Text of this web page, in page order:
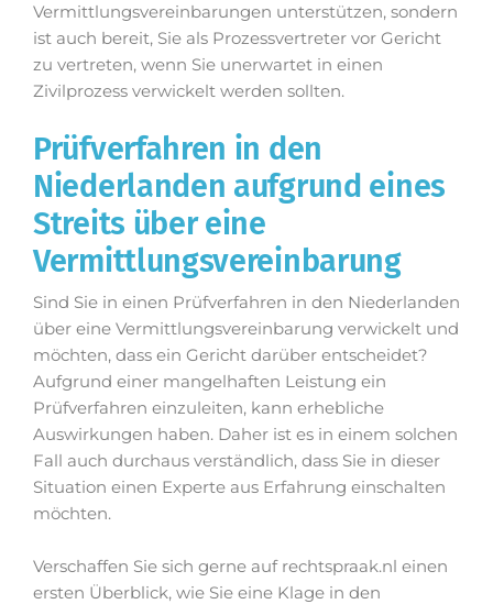
Vermittlungsvereinbarungen unterstützen, sondern
ist auch bereit, Sie als Prozessvertreter vor Gericht
zu vertreten, wenn Sie unerwartet in einen
Zivilprozess verwickelt werden sollten.
Prüfverfahren in den
Niederlanden aufgrund eines
Streits über eine
Vermittlungsvereinbarung
Sind Sie in einen Prüfverfahren in den Niederlanden
über eine Vermittlungsvereinbarung verwickelt und
möchten, dass ein Gericht darüber entscheidet?
Aufgrund einer mangelhaften Leistung ein
Prüfverfahren einzuleiten, kann erhebliche
Auswirkungen haben. Daher ist es in einem solchen
Fall auch durchaus verständlich, dass Sie in dieser
Situation einen Experte aus Erfahrung einschalten
möchten.
Verschaffen Sie sich gerne auf rechtspraak.nl einen
ersten Überblick, wie Sie eine Klage in den